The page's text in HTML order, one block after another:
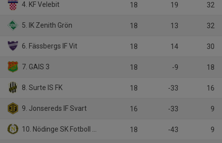
4. KF Velebit 18 19 32
5. IK Zenith Grön 18 13 32
6. Fässbergs IF Vit 18 14 30
7. GAIS 3 18 -9 18
8. Surte IS FK 18 -33 16
9. Jonsereds IF Svart 16 -33 9
10. Nödinge SK Fotboll Blå 18 -43 9